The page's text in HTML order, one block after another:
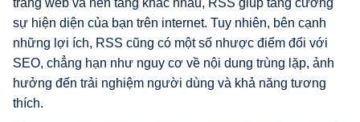
sự hiện diện của bạn trên internet. Tuy nhiên, bên cạnh
những lợi ích, RSS cũng có một số nhược điểm đối với
SEO, chẳng hạn như nguy cơ về nội dung trùng lặp, ảnh
hưởng đến trải nghiệm người dùng và khả năng tương
thích.